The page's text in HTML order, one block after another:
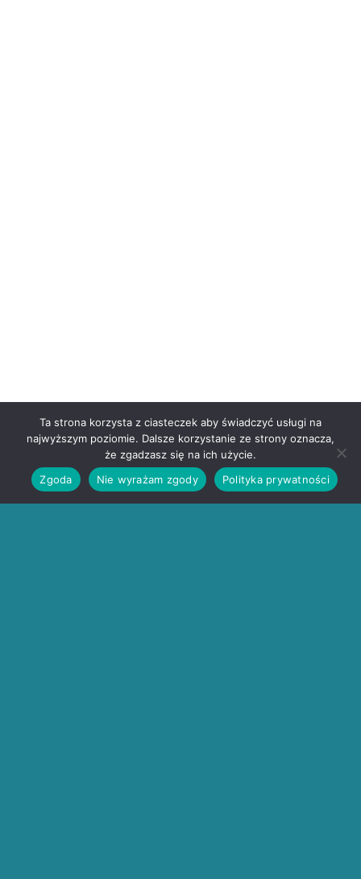
Ta strona korzysta z ciasteczek aby świadczyć usługi na
najwyższym poziomie. Dalsze korzystanie ze strony oznacza,
że zgadzasz się na ich użycie.
Zgoda
Nie wyrażam zgody Polityka prywatności